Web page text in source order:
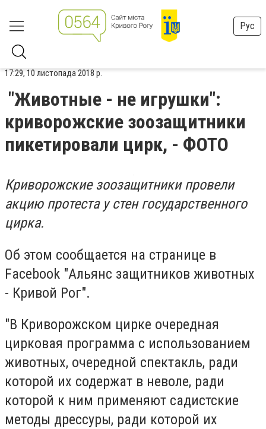
Рус
17:29, 10 листопада 2018 р.
"Животные - не игрушки":
криворожские зоозащитники
пикетировали цирк, - ФОТО
Криворожские зоозащитники провели
акцию протеста у стен государственного
цирка.
Об этом сообщается на странице в
Facebook "Альянс защитников животных
- Кривой Рог".
"В Криворожском цирке очередная
цирковая программа с использованием
животных, очередной спектакль, ради
которой их содержат в неволе, ради
которой к ним применяют садистские
методы дрессуры, ради которой их